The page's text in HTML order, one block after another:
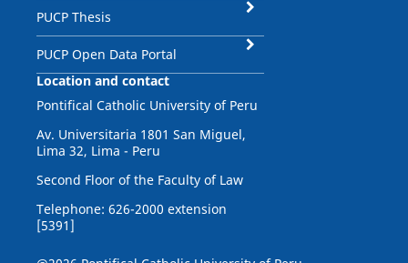
PUCP Thesis
PUCP Open Data Portal
Location and contact
Pontifical Catholic University of Peru
Av. Universitaria 1801 San Miguel,
Lima 32, Lima - Peru
Second Floor of the Faculty of Law
Telephone: 626-2000 extension
[5391]